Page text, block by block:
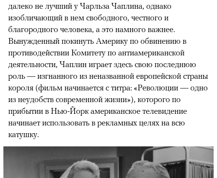
далеко не лучший у Чарльза Чаплина, однако
изобличающий в нем свободного, честного и
благородного человека, а это намного важнее.
Вынужденный покинуть Америку по обвинению в
противодействии Комитету по антиамериканской
деятельности, Чаплин играет здесь свою последнюю
роль — изгнанного из неназванной европейской страны
короля (фильм начинается с титра: «Революции — одно
из неудобств современной жизни»), которого по
прибытии в Нью-Йорк американское телевидение
начинает использовать в рекламных целях на всю
катушку.